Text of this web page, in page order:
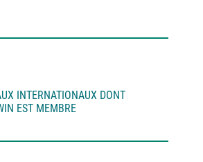
INTERNATIONAUX DONT
EST MEMBRE